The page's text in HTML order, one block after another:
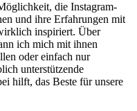
die Instagram-
und ‍ihre Erfahrungen mit
inspiriert. Über
ich mich mit ihnen
oder einfach nur
unterstützende
⁢hilft, das Beste‍ für unsere⁤